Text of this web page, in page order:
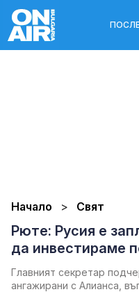
Начало Свят
Рюте: Русия е
да инвестираме
Главният секретар
ангажирани с Алианса,